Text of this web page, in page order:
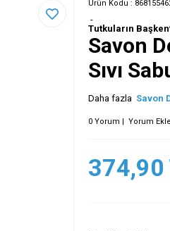
Ürün Kodu :
-
Tutkuların
Savon
Sıvı
Daha fazla Savon
0 Yorum | Yorum Ekle
374,90